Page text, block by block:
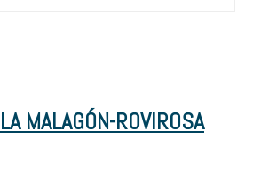
MALAGÓN-ROVIROSA